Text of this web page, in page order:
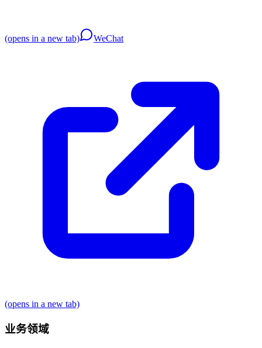
(opens in a new tab) WeChat
(opens in a new tab)
业务领域